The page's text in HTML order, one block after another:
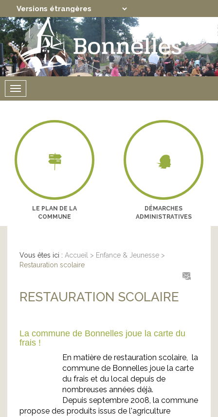
Powered by Translate
Menu
LE PLAN DE LA
COMMUNE
DÉMARCHES
ADMINISTRATIVES
Vous êtes ici : Accueil > Enfance & Jeunesse >
Restauration scolaire
RESTAURATION SCOLAIRE
La commune de Bonnelles joue la carte du
frais !
En matière de restauration scolaire, la
commune de Bonnelles joue la carte
du frais et du local depuis de
nombreuses années déjà.
Depuis septembre 2008, la commune
propose des produits issus de l'agriculture